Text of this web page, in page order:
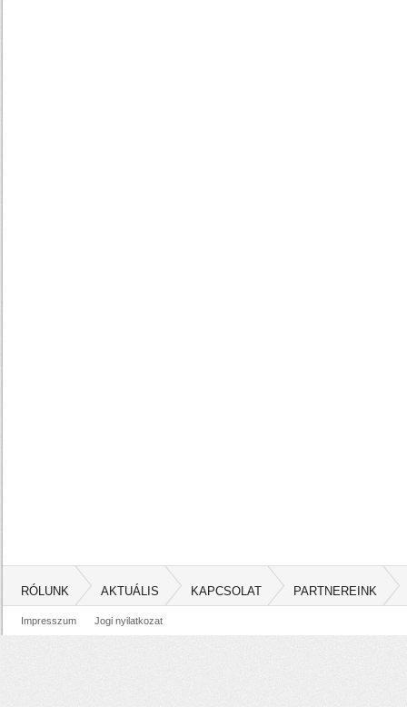
RÓLUNK AKTUÁLIS KAPCSOLAT PARTNEREINK
Impresszum Jogi nyilatkozat